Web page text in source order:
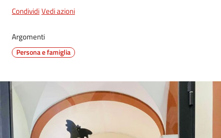
5x1000
Servizi
on-
line
Tutti
gli
argomenti
CondividiVedi azioni
Argomenti
Persona e famiglia